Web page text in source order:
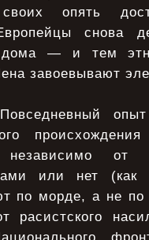
опять
снова
— и тем
завоевывают
опыт
независимо от
или нет (как
по морде, а не по
расистского